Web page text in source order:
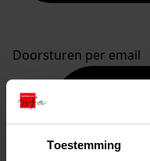
Toestemming
Doorsturen per email